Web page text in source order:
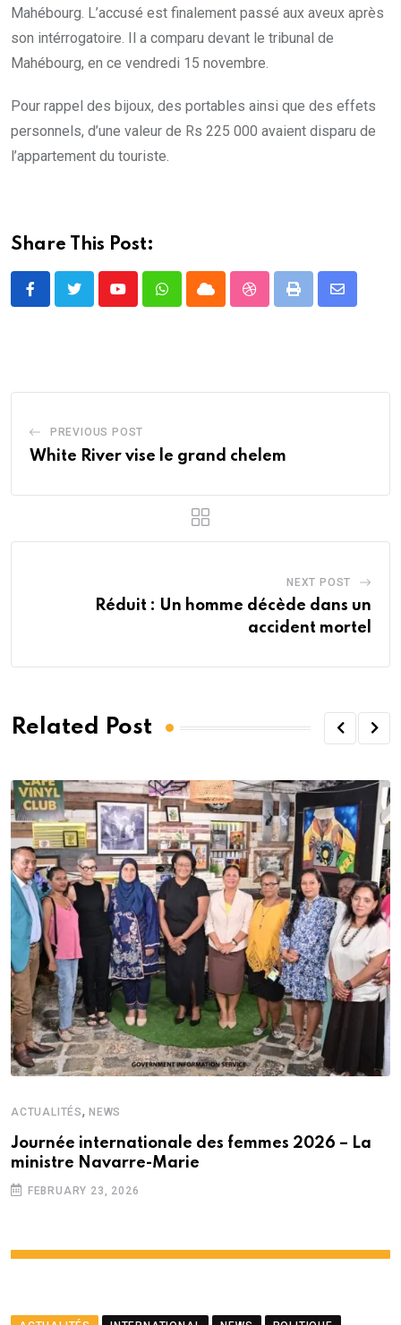
Mahébourg. L’accusé est finalement passé aux aveux après
son intérrogatoire. Il a comparu devant le tribunal de
Mahébourg, en ce vendredi 15 novembre.
Pour rappel des bijoux, des portables ainsi que des effets
personnels, d’une valeur de Rs 225 000 avaient disparu de
l’appartement du touriste.
Share This Post:
YoutubeWhatsappCloud StumbleUpon
Print
Share
PREVIOUS POST
White River vise le grand chelem
NEXT POST
Réduit : Un homme décède dans un
accident mortel
Related Post
ACTUALITÉS, NEWS
Journée internationale des femmes 2026 – La
ministre Navarre-Marie
FEBRUARY 23, 2026